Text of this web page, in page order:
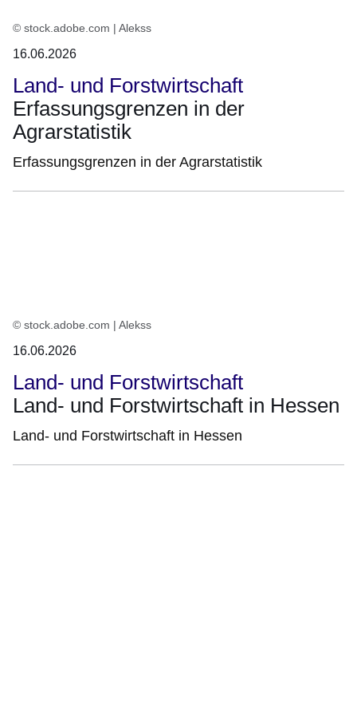
© stock.adobe.com | Alekss
16.06.2026
Land- und Forstwirtschaft
Erfassungsgrenzen in der
Agrarstatistik
Erfassungsgrenzen in der Agrarstatistik
© stock.adobe.com | Alekss
16.06.2026
Land- und Forstwirtschaft
Land- und Forstwirtschaft in Hessen
Land- und Forstwirtschaft in Hessen